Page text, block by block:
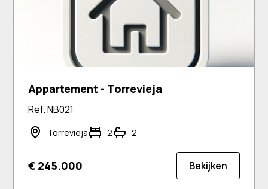
Appartement - Torrevieja
Ref. NB021
Torrevieja 2 2
€ 245.000 Bekijken